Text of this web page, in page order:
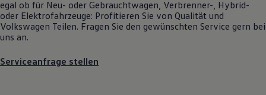
Magazin
Lifestyle
Transport
Volkswagen R
egal ob für Neu- oder Gebrauchtwagen , Verbrenner-, Hybrid-
oder Elektrofahrzeuge: Profitieren Sie von Qualität und
Volkswagen Teilen. Fragen Sie den gewünschten Service gern bei
uns an.
Serviceanfrage stellen